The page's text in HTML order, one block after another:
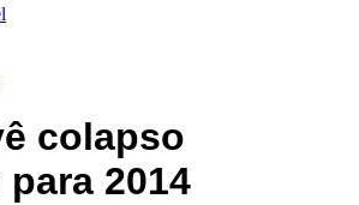
colapso
2014